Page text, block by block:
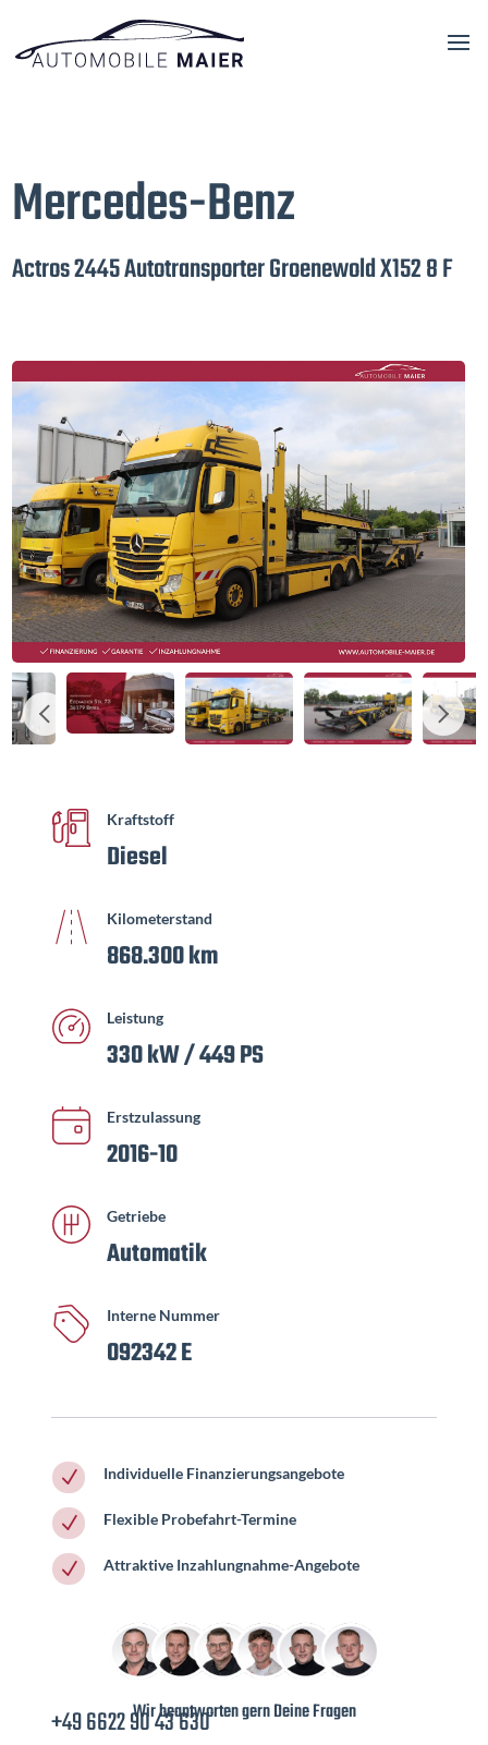
Mercedes-Benz
Actros 2445 Autotransporter Groenewold X152 8 F
Kraftstoff
Diesel
Kilometerstand
868.300 km
Leistung
330 kW / 449 PS
Erstzulassung
2016-10
Getriebe
Automatik
Interne Nummer
092342 E
N Individuelle Finanzierungsangebote
N Flexible Probefahrt-Termine
N Attraktive Inzahlungnahme-Angebote
Wir beantworten gern Deine Fragen
+49 6622 90 43 630